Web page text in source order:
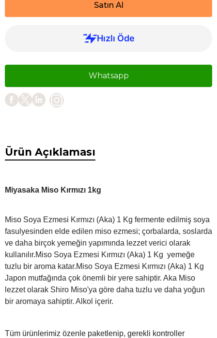
Satın Al
Whatsapp
Ürün Açıklaması
Miyasaka Miso Kırmızı 1kg
Miso Soya Ezmesi Kırmızı (Aka) 1 Kg fermente edilmiş soya
fasulyesinden elde edilen miso ezmesi; çorbalarda, soslarda
ve daha birçok yemeğin yapımında lezzet verici olarak
kullanılır.Miso Soya Ezmesi Kırmızı (Aka) 1 Kg yemeğe
tuzlu bir aroma katar.Miso Soya Ezmesi Kırmızı (Aka) 1 Kg
Japon mutfağında çok önemli bir yere sahiptir. Aka Miso
lezzet olarak Shiro Miso'ya göre daha tuzlu ve daha yoğun
bir aromaya sahiptir. Alkol içerir.
Tüm ürünlerimiz özenle paketlenip, gerekli kontroller